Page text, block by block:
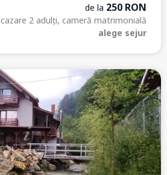
de la 250 RON
cazare 2 adulți, cameră matrimonială
alege sejur